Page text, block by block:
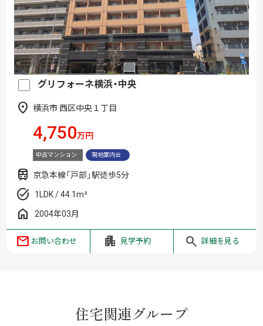
グリフォーネ横浜・中央
横浜市 西区中央１丁目
4,750万円
中古マンション 現地案内会
京急本線「戸部」駅徒歩5分
1LDK / 44.1m²
2004年03月
お問い合わせ 見学予約 詳細を見る
住宅関連グループ